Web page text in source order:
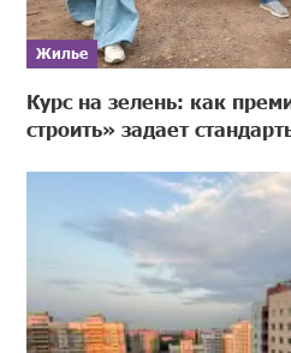
Жилье
Курс на зелень: как
строить» задает